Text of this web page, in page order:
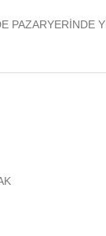
PAZARYERİNDE